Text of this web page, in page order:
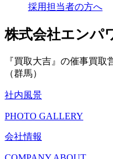
採用担当者の方へ
株式会社エンパ
『買取大吉』の催事買
（群馬）
社内風景
PHOTO GALLERY
会社情報